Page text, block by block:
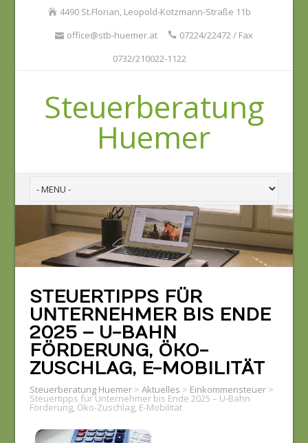
4490 St.Florian, Leopold-Kotzmann-Straße 11b
office@stb-huemer.at
07224/22472 / Fax
0732/210022-1122
Steuerberatung
Huemer
STEUERTIPPS FÜR
UNTERNEHMER BIS ENDE
2025 – U-BAHN
FÖRDERUNG, ÖKO-
ZUSCHLAG, E-MOBILITÄT
Steuerberatung Huemer> Aktuelles > Einkommensteuer>
Steuertipps für Unternehmer bis Ende 2025 – U-Bahn
Förderung, Öko-Zuschlag, E-Mobilität